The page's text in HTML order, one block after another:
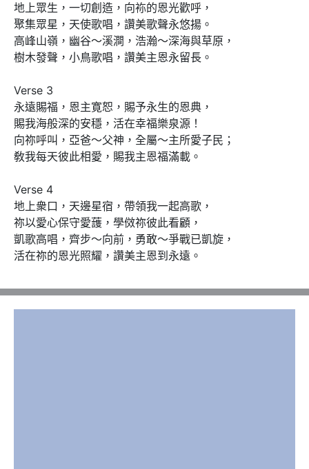
地上眾生，一切創造，向袮的恩光歡呼，
聚集眾星，天使歌唱，讚美歌聲永悠揚。
高峰山嶺，幽谷～溪澗，浩瀚～深海與草原，
樹木發聲，小鳥歌唱，讚美主恩永留長。
Verse 3
永遠賜福，恩主寛恕，賜予永生的恩典，
賜我海般深的安穩，活在幸福樂泉源！
向祢呼叫，亞爸～父神，全屬～主所愛子民；
敎我每天彼此相愛，賜我主恩福滿載。
Verse 4
地上衆口，天邊星宿，帶領我一起高歌，
祢以愛心保守愛䕶，學傚祢彼此看顧，
凱歌高唱，齊步～向前，勇敢～爭戰已凱旋，
活在祢的恩光照耀，讚美主恩到永遠。